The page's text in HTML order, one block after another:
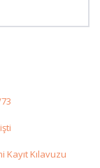
Kayıt Kılavuzu